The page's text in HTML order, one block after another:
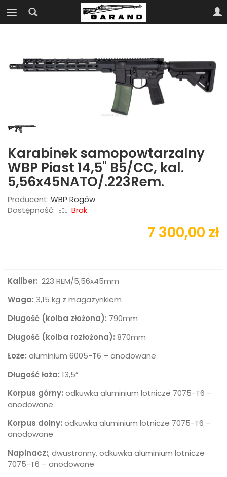
Karabinek samopowtarzalny
WBP Piast 14,5" B5/CC, kal.
5,56x45NATO/.223Rem.
Producent: WBP Rogów
Dostępność:
Brak
7 300,00 zł
Kaliber: .223 REM/5,56x45mm
Waga: 3,15 kg z magazynkiem
Długość (kolba złożona): 790mm
Długość (kolba rozłożona): 870mm
Łoże: aluminium 6005-T6 – anodowane
Długość łoża: 13,5”
Korpus górny: odkuwka aluminium lotnicze 7075-T6 –
anodowane
Korpus dolny: odkuwka aluminium lotnicze 7075-T6 –
anodowane
Napinacz:, dwustronny, odkuwka aluminium lotnicze
7075-T6 – anodowane